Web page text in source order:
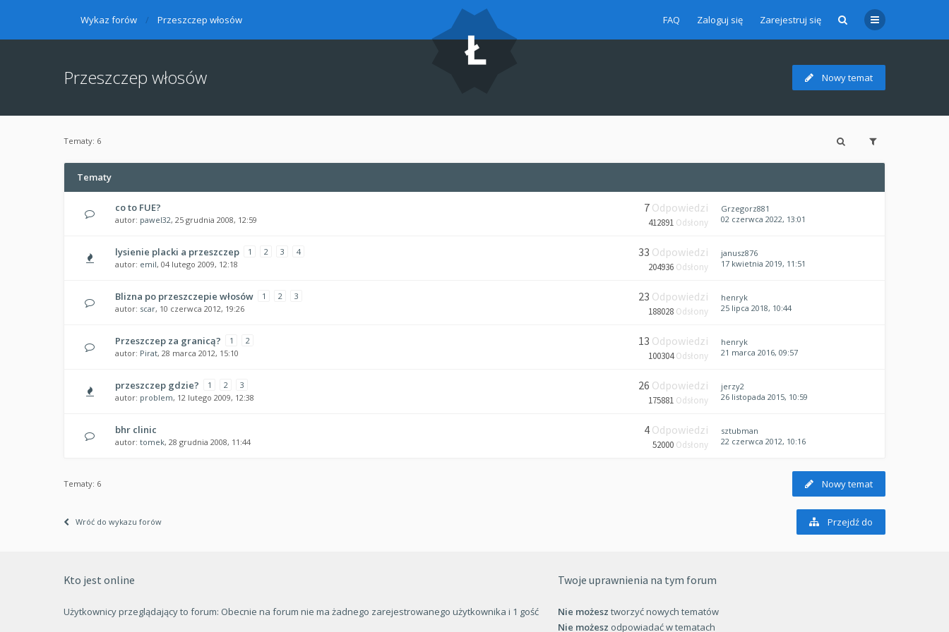
FAQ Zaloguj się Zarejestruj się
Wykaz forów Przeszczep włosów
Przeszczep włosów Nowy temat
Tematy: 6
Tematy
co to FUE?
autor: pawel32, 25 grudnia 2008, 12:59
7 Odpowiedzi
412891 Odsłony
Grzegorz881
02 czerwca 2022, 13:01
lysienie placki a przeszczep 1 2 3
4
autor: emil, 04 lutego 2009, 12:18
33 Odpowiedzi
204936 Odsłony
janusz876
17 kwietnia 2019, 11:51
Blizna po przeszczepie włosów 1 2
3
autor: scar, 10 czerwca 2012, 19:26
23 Odpowiedzi
188028 Odsłony
henryk
25 lipca 2018, 10:44
Przeszczep za granicą? 1
2
autor: Pirat, 28 marca 2012, 15:10
13 Odpowiedzi
100304Odsłony
henryk
21 marca 2016, 09:57
przeszczep gdzie? 1 2
3
autor: problem, 12 lutego 2009, 12:38
26 Odpowiedzi
175881 Odsłony
jerzy2
26 listopada 2015, 10:59
bhr clinic
autor: tomek, 28 grudnia 2008, 11:44
4 Odpowiedzi
52000 Odsłony
sztubman
22 czerwca 2012, 10:16
Nowy temat
Tematy: 6
Wróć do wykazu forów Przejdź do
Twoje uprawnienia na tym forum
Nie możesz tworzyć nowych tematów
Nie możesz odpowiadać w tematach
Kto jest online
Użytkownicy przeglądający to forum: Obecnie na forum nie ma żadnego zarejestrowanego użytkownika i 1 gość